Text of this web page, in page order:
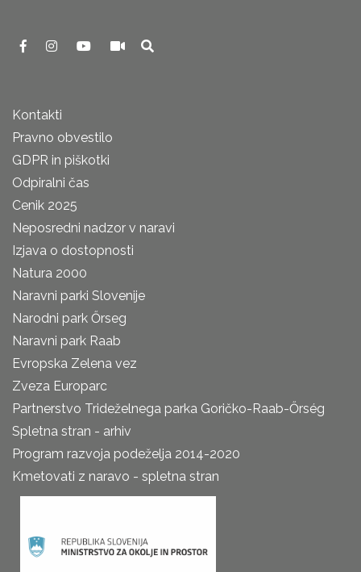
Kontakti
Pravno obvestilo
GDPR in piškotki
Odpiralni čas
Cenik 2025
Neposredni nadzor v naravi
Izjava o dostopnosti
Natura 2000
Naravni parki Slovenije
Narodni park Őrseg
Naravni park Raab
Evropska Zelena vez
Zveza Europarc
Partnerstvo Trideželnega parka Goričko-Raab-Őrség
Spletna stran - arhiv
Program razvoja podeželja 2014-2020
Kmetovati z naravo - spletna stran